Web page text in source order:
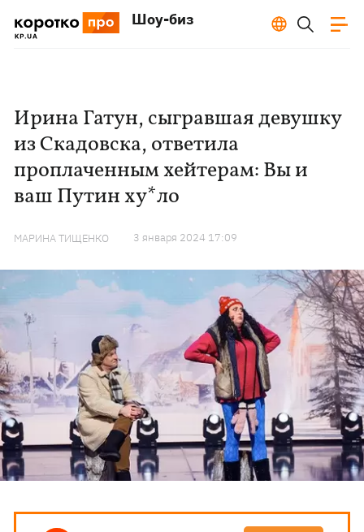
Шоу-биз
Ирина Гатун, сыгравшая девушку
из Скадовска, ответила
проплаченным хейтерам: Вы и
ваш Путин ху*ло
МАРИНА ТИЩЕНКО 3 января 2024 17:09